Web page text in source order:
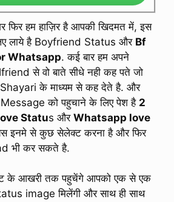
फिर हम हाज़िर है आपकी खिदमत में, इस
लाये है Boyfriend Status और Bf
Whatsapp. कई बार हम अपने
से वो बाते सीधे नही कह पते जो
के माध्यम से कह देते है. और
को पहुचाने के लिए पेश है 2
Status और Whatsapp love
इनमे से कुछ सेलेक्ट करना है और फिर
भी कर सकते है.
के आखरी तक पहुचेंगे आपको एक से एक
image मिलेंगी और साथ ही साथ